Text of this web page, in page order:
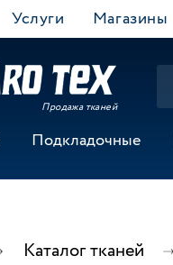
Услуги Магазины
Продажа тканей
Подкладочные
Каталог тканей